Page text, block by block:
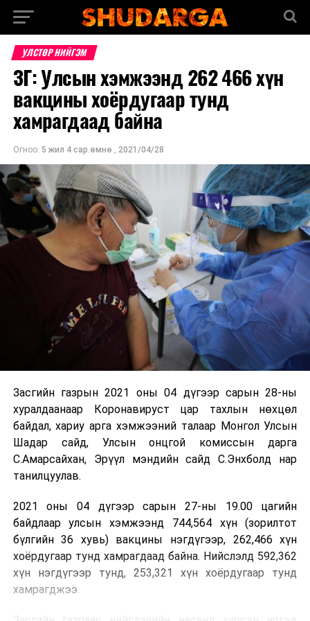
УЛСТӨР НИЙГЭМ
ЗГ: Улсын хэмжээнд 262 466 хүн
вакцины хоёрдугаар тунд
хамрагдаад байна
Огноо: 5 жил 4 сар.өмнө , 2021/04/28
Засгийн газрын 2021 оны 04 дүгээр сарын 28-ны
хуралдаанаар Коронавируст цар тахлын нөхцөл
байдал, хариу арга хэмжээний талаар Монгол Улсын
Шадар сайд, Улсын онцгой комиссын дарга
С.Амарсайхан, Эрүүл мэндийн сайд С.Энхболд нар
танилцуулав.
2021 оны 04 дүгээр сарын 27-ны 19.00 цагийн
байдлаар улсын хэмжээнд 744,564 хүн (зорилтот
бүлгийн 36 хувь) вакцины нэгдүгээр, 262,466 хүн
хоёрдугаар тунд хамрагдаад байна. Нийслэлд 592,362
хүн нэгдүгээр тунд, 253,321 хүн хоёрдугаар тунд
хамрагджээ.